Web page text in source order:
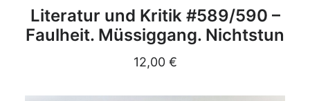
DETAILS
Literatur und Kritik #589/590 –
Faulheit. Müssiggang. Nichtstun
12,00 €